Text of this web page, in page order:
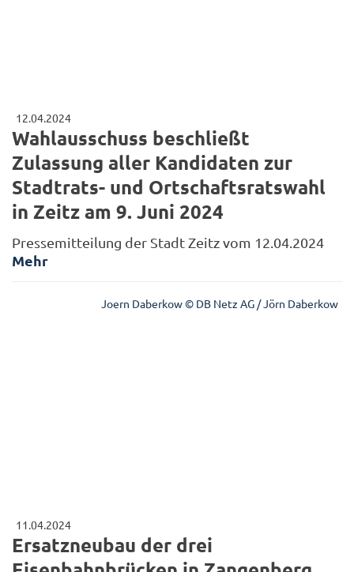
12.04.2024
Wahlausschuss beschließt
Zulassung aller Kandidaten zur
Stadtrats- und Ortschaftsratswahl
in Zeitz am 9. Juni 2024
Pressemitteilung der Stadt Zeitz vom 12.04.2024
Mehr
Joern Daberkow © DB Netz AG / Jörn Daberkow
11.04.2024
Ersatzneubau der drei